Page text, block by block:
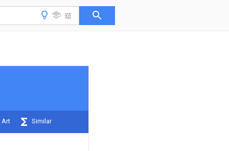
Art Similar